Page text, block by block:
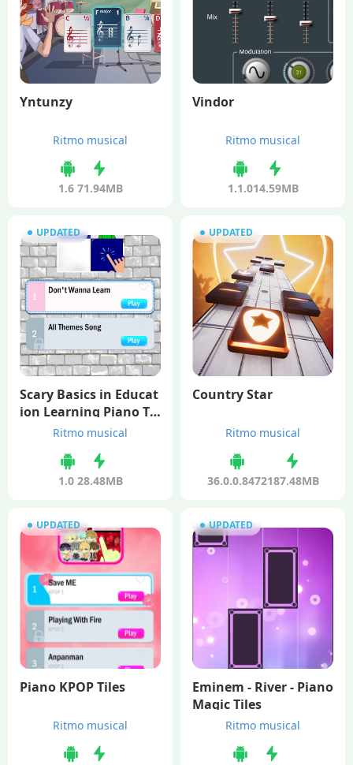
Yntunzy
Ritmo musical
1.6 71.94MB
Vindor
Ritmo musical
1.1.014.59MB
UPDATED
Scary Basics in Educat
ion Learning Piano Til
Ritmo musical
1.0 28.48MB
UPDATED
Country Star
Ritmo musical
36.0.0.8472187.48MB
UPDATED
Piano KPOP Tiles
Ritmo musical
UPDATED
Eminem - River - Piano
Magic Tiles
Ritmo musical